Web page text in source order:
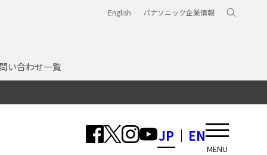
い合わせ一覧
English パナソニック企業情報
JP EN
MENU